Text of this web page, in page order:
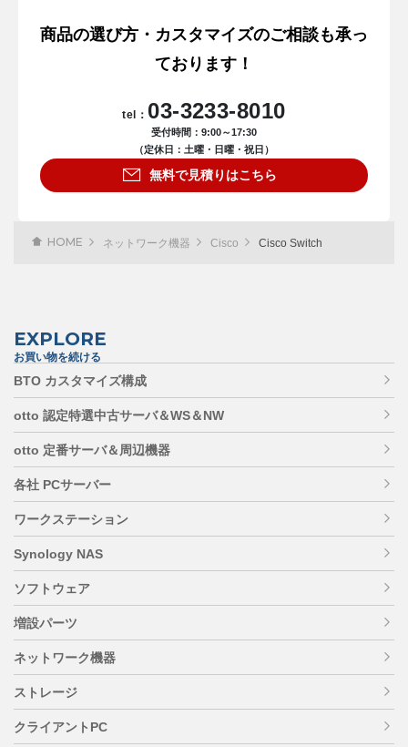
商品の選び方・カスタマイズのご相談も承っ
ております！
tel： 03-3233-8010
受付時間：9:00～17:30
（定休日：土曜・日曜・祝日）
無料で見積りはこちら
HOME ネットワーク機器 Cisco Cisco Switch
EXPLORE
お買い物を続ける
BTO カスタマイズ構成
otto 認定特選中古サーバ＆WS＆NW
otto 定番サーバ＆周辺機器
各社 PCサーバー
ワークステーション
Synology NAS
ソフトウェア
増設パーツ
ネットワーク機器
ストレージ
クライアントPC